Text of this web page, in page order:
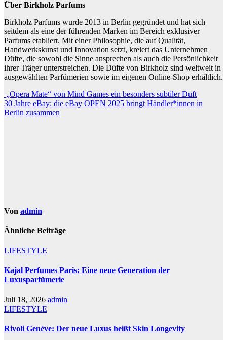
Über Birkholz Parfums
Birkholz Parfums wurde 2013 in Berlin gegründet und hat sich
seitdem als eine der führenden Marken im Bereich exklusiver
Parfums etabliert. Mit einer Philosophie, die auf Qualität,
Handwerkskunst und Innovation setzt, kreiert das Unternehmen
Düfte, die sowohl die Sinne ansprechen als auch die Persönlichkeit
ihrer Träger unterstreichen. Die Düfte von Birkholz sind weltweit in
ausgewählten Parfümerien sowie im eigenen Online-Shop erhältlich.
Beitragsnavigation
„Opera Mate“ von Mind Games ein besonders subtiler Duft
30 Jahre eBay: die eBay OPEN 2025 bringt Händler*innen in
Berlin zusammen
Von admin
Ähnliche Beiträge
LIFESTYLE
Kajal Perfumes Paris: Eine neue Generation der
Luxusparfümerie
Juli 18, 2026 admin
LIFESTYLE
Rivoli Genève: Der neue Luxus heißt Skin Longevity